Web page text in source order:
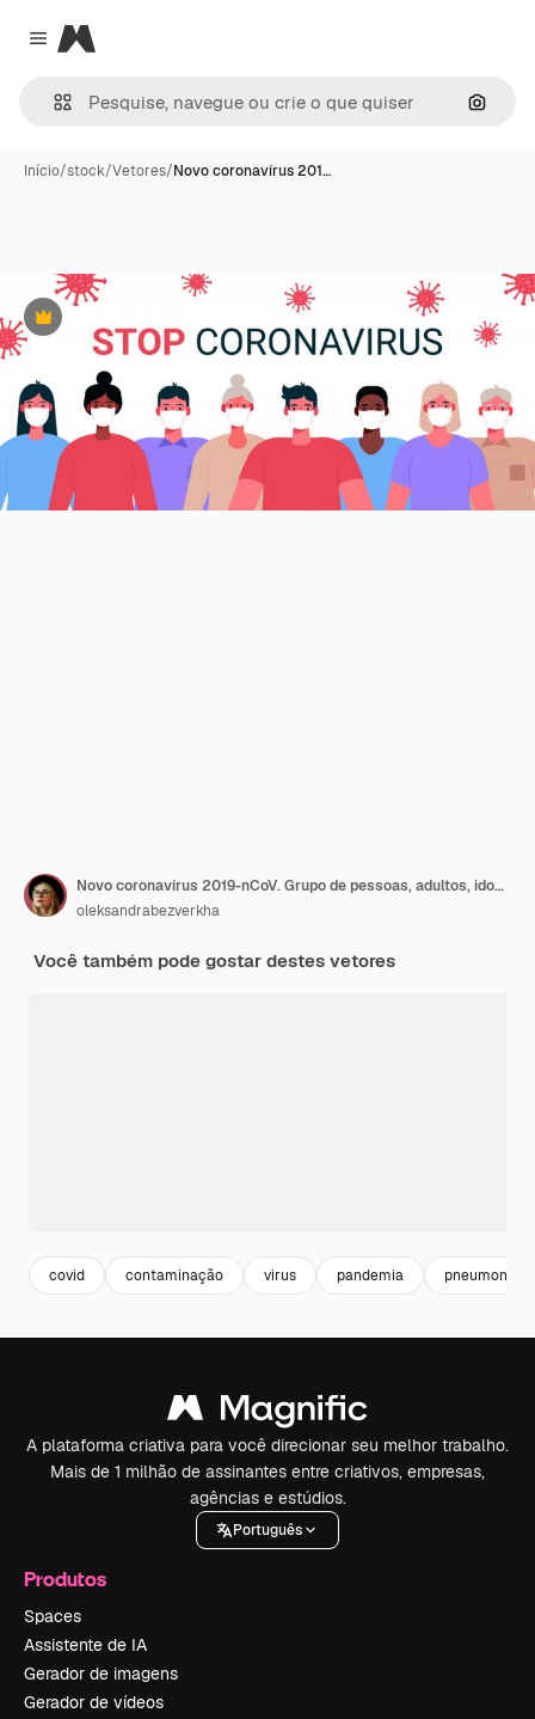
Close menu
Magnific
Início/stock/Vetores/Novo coronavírus 201…
Premium
Novo coronavírus 2019-nCoV. Grupo de pessoas, adultos, idosos usando máscaras faciais médicas brancas
oleksandrabezverkha
Você também pode gostar destes vetores
covid contaminação virus pandemia pneumonia
A plataforma criativa para você direcionar seu melhor trabalho.
Mais de 1 milhão de assinantes entre criativos, empresas,
agências e estúdios.
Português
Produtos
Spaces
Assistente de IA
Gerador de imagens
Gerador de vídeos